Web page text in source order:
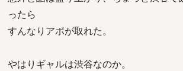
ったら
すんなりアポが取れた。
やはりギャルは渋谷なのか。